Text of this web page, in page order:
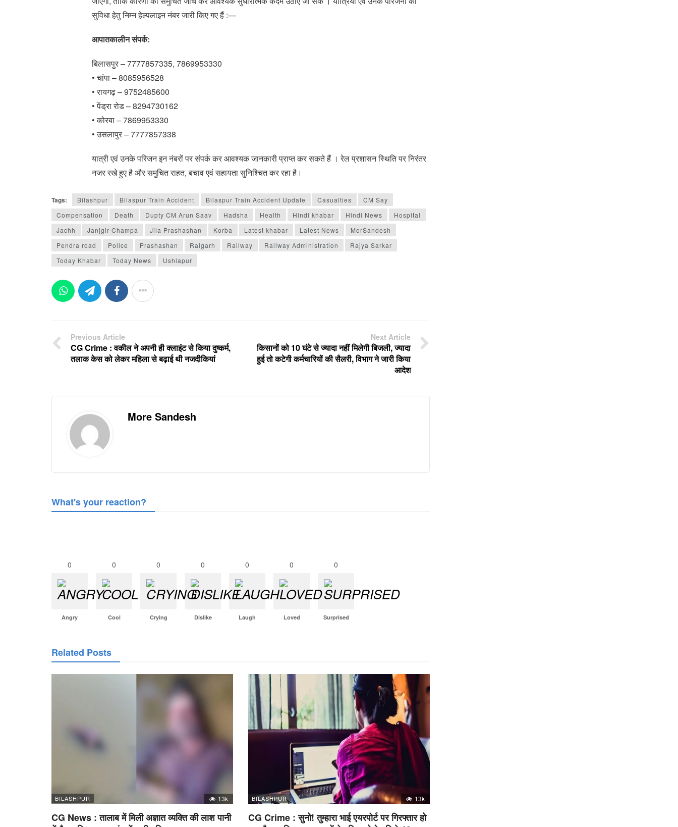
सुविधा हेतु निम्न हेल्पलाइन नंबर जारी किए गए हैं :—
आपातकालीन संपर्क:
बिलासपुर – 7777857335, 7869953330
• चांपा – 8085956528
• रायगढ़ – 9752485600
• पेंड्रा रोड – 8294730162
• कोरबा – 7869953330
• उसलापुर – 7777857338
यात्री एवं उनके परिजन इन नंबरों पर संपर्क कर आवश्यक जानकारी प्राप्त कर सकते हैं । रेल प्रशासन स्थिति पर निरंतर
नजर रखे हुए है और समुचित राहत, बचाव एवं सहायता सुनिश्चित कर रहा है।
Tags: Bilashpur Bilaspur Train Accident Bilaspur Train Accident Update Casualties
CM Say
Compensation
Death Dupty CM Arun Saav Hadsha Health Hindi khabar Hindi News
Hospital
Jachh
Janjgir-Champa Jila Prashashan Korba Latest khabar Latest News
MorSandesh
Pendra road
Police Prashashan Raigarh Railway Railway Administration
Rajya Sarkar
Today Khabar
Today News Ushlapur
Previous Article
CG Crime : वकील ने अपनी ही क्लाइंट से किया दुष्कर्म,
तलाक केस को लेकर महिला से बढ़ाई थी नजदीकियां
Next Article
किसानों को 10 घंटे से ज्यादा नहीं मिलेगी बिजली, ज्यादा
हुई तो कटेगी कर्मचारियों की सैलरी, विभाग ने जारी किया
आदेश
More Sandesh
What's your reaction?
0
Angry
0
Cool
0
Crying
0
Dislike
0
Laugh
0
Loved
0
Surprised
Related Posts
BILASHPUR 13k
CG News : तालाब में मिली अज्ञात व्यक्ति की लाश पानी
BILASHPUR 13k
CG Crime : सुनो! तुम्हारा भाई एयरपोर्ट पर गिरफ्तार हो